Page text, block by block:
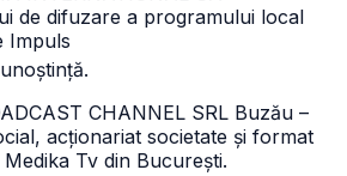
de difuzare a programului local
Impuls
CHANNEL SRL Buzău –
acționariat societate și format
Tv din București.